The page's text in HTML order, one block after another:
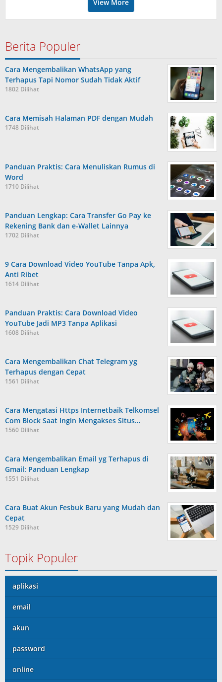
View More
Berita Populer
Cara Mengembalikan WhatsApp yang
Terhapus Tapi Nomor Sudah Tidak Aktif
1802 Dilihat
Cara Memisah Halaman PDF dengan Mudah
1748 Dilihat
Panduan Praktis: Cara Menuliskan Rumus di
Word
1710 Dilihat
Panduan Lengkap: Cara Transfer Go Pay ke
Rekening Bank dan e-Wallet Lainnya
1702 Dilihat
9 Cara Download Video YouTube Tanpa Apk,
Anti Ribet
1614 Dilihat
Panduan Praktis: Cara Download Video
YouTube Jadi MP3 Tanpa Aplikasi
1608 Dilihat
Cara Mengembalikan Chat Telegram yg
Terhapus dengan Cepat
1561 Dilihat
Cara Mengatasi Https Internetbaik Telkomsel
Com Block Saat Ingin Mengakses Situs…
1560 Dilihat
Cara Mengembalikan Email yg Terhapus di
Gmail: Panduan Lengkap
1551 Dilihat
Cara Buat Akun Fesbuk Baru yang Mudah dan
Cepat
1529 Dilihat
Topik Populer
aplikasi
email
akun
password
online